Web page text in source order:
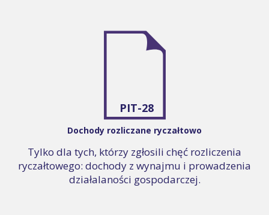
PIT-28
Dochody rozliczane ryczałtowo
Tylko dla tych, którzy zgłosili chęć rozliczenia
ryczałtowego: dochody z wynajmu i prowadzenia
działalaności gospodarczej.